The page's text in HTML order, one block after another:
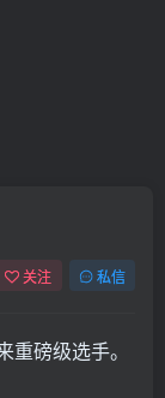
关注 私信
重磅级选手。